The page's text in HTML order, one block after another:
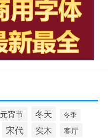
元宵节 冬天 冬季
宋代 实木 客厅